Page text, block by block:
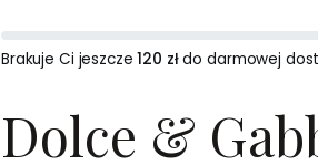
Brakuje Ci jeszcze120 złdo darmowej
Dolce &